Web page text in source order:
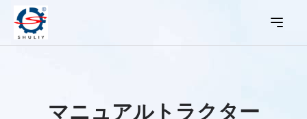
マニュアルトラクター